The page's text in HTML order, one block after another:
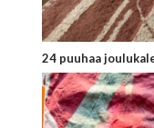
24 puuhaa